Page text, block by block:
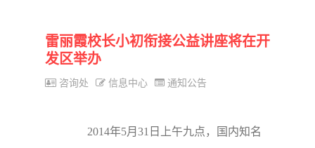
雷丽霞校长小初衔接公益讲座将在开
发区举办
咨询处 信息中心 通知公告
2014年5月31日上午九点，国内知名